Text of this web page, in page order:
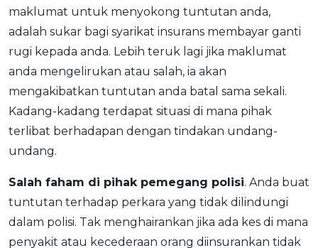
maklumat untuk menyokong tuntutan anda,
adalah sukar bagi syarikat insurans membayar ganti
rugi kepada anda. Lebih teruk lagi jika maklumat
anda mengelirukan atau salah, ia akan
mengakibatkan tuntutan anda batal sama sekali.
Kadang-kadang terdapat situasi di mana pihak
terlibat berhadapan dengan tindakan undang-
undang.
Salah faham di pihak pemegang polisi. Anda buat
tuntutan terhadap perkara yang tidak dilindungi
dalam polisi. Tak menghairankan jika ada kes di mana
penyakit atau kecederaan orang diinsurankan tidak